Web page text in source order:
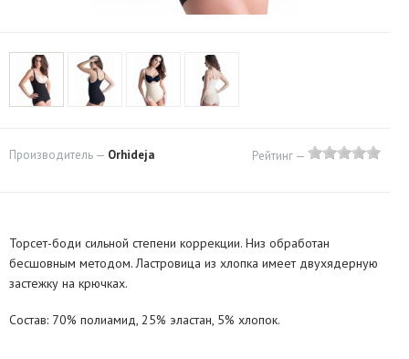
Производитель — Orhideja Рейтинг —
Торсет-боди сильной степени коррекции. Низ обработан
бесшовным методом. Ластровица из хлопка имеет двухядерную
застежку на крючках.
Состав: 70% полиамид, 25% эластан, 5% хлопок.